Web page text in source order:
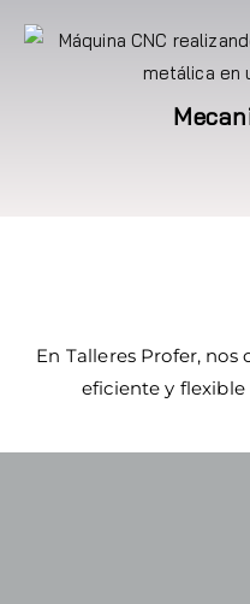
En Talleres Profer,
eficiente y